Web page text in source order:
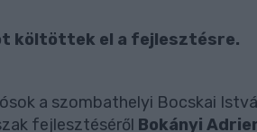
költöttek el a fejlesztésre.
a szombathelyi Bocskai
fejlesztéséről Bokányi